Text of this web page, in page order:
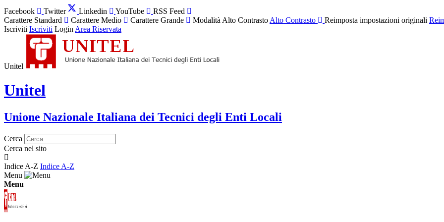
Facebook Twitter Linkedin YouTube
RSS Feed
Carattere Standard
Carattere Medio Carattere Grande Modalità Alto Contrasto Alto Contrasto Reimposta impostazioni originali
Iscriviti Iscriviti Login Area Riservata
Unitel
Unitel
Unione Nazionale Italiana dei Tecnici degli Enti Locali
Cerca
Cerca nel sito
Indice A-Z Indice A-Z
Menu
Menu